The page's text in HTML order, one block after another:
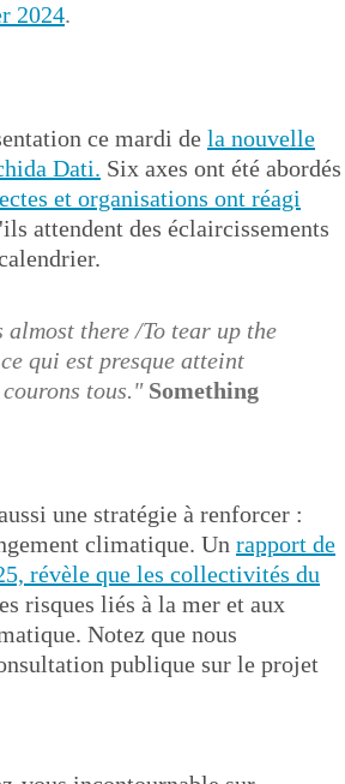
2024.
ce mardi de la nouvelle
Dati. Six axes ont été abordés
et organisations ont réagi
attendent des éclaircissements
there /To tear up the
qui est presque atteint
tous." Something
une stratégie à renforcer :
climatique. Un rapport de
révèle que les collectivités du
risques liés à la mer et aux
Notez que nous
publique sur le projet